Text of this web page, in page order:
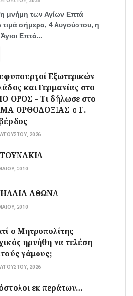
μνήμη των Αγίων Επτά
σήμερα, 4 Αυγούστου, η
Επτά...
Εξωτερικών
και Γερμανίας στο
ΟΡΟΣ – Τι δήλωσε στο
ΟΡΘΟΔΟΞΙΑΣ ο Γ.
2026
2010
ΑΘΩΝΑ
2010
ο Μητροπολίτης
ηρνήθη να τελέση
γάμους;
2026
εκ περάτων…